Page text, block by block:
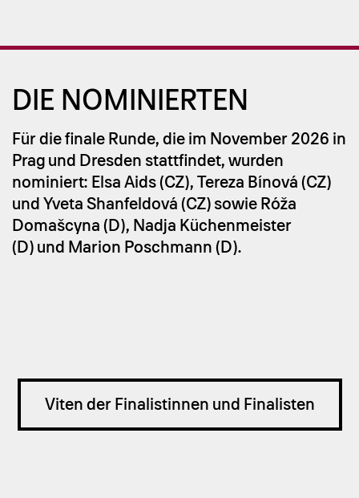
DIE NO­MI­NIER­TEN
Für die finale Runde, die im November 2026 in
Prag und Dresden stattfindet, wurden
nominiert: Elsa Aids (CZ), Tereza Bínová (CZ)
und Yveta Shanfeldová (CZ) sowie Róža
Domašcyna (D), Nadja Küchenmeister
(D) und Marion Poschmann (D).
Viten der Finalistinnen und Finalisten